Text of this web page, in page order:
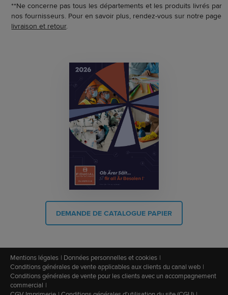
**Ne concerne pas tous les départements et les produits livrés par
nos fournisseurs. Pour en savoir plus, rendez-vous sur notre page
livraison et retour.
DEMANDE DE CATALOGUE PAPIER
Mentions légales
Données personnelles et cookies
Conditions générales de vente applicables aux clients du canal web
Conditions générales de vente pour les clients avec un accompagnement
commercial